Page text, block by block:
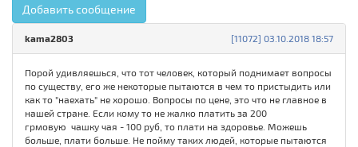
Добавить сообщение
[11072] 03.10.2018 18:57
kama2803
Порой удивляешься, что тот человек, который поднимает вопросы
по существу, его же некоторые пытаются в чем то пристыдить или
как то "наехать" не хорошо. Вопросы по цене, это что не главное в
нашей стране. Если кому то не жалко платить за 200
грмовую чашку чая - 100 руб, то плати на здоровье. Можешь
больше, плати больше. Не пойму таких людей, которые пытаются